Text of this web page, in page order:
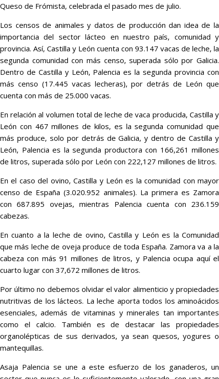
Queso de Frómista, celebrada el pasado mes de julio.
Los censos de animales y datos de producción dan idea de la
importancia del sector lácteo en nuestro país, comunidad y
provincia. Así, Castilla y León cuenta con 93.147 vacas de leche, la
segunda comunidad con más censo, superada sólo por Galicia.
Dentro de Castilla y León, Palencia es la segunda provincia con
más censo (17.445 vacas lecheras), por detrás de León que
cuenta con más de 25.000 vacas.
En relación al volumen total de leche de vaca producida, Castilla y
León con 467 millones de kilos, es la segunda comunidad que
más produce, solo por detrás de Galicia, y dentro de Castilla y
León, Palencia es la segunda productora con 166,261 millones
de litros, superada sólo por León con 222,127 millones de litros.
En el caso del ovino, Castilla y León es la comunidad con mayor
censo de España (3.020.952 animales). La primera es Zamora
con 687.895 ovejas, mientras Palencia cuenta con 236.159
cabezas.
En cuanto a la leche de ovino, Castilla y León es la Comunidad
que más leche de oveja produce de toda España. Zamora va a la
cabeza con más 91 millones de litros, y Palencia ocupa aquí el
cuarto lugar con 37,672 millones de litros.
Por último no debemos olvidar el valor alimenticio y propiedades
nutritivas de los lácteos. La leche aporta todos los aminoácidos
esenciales, además de vitaminas y minerales tan importantes
como el calcio. También es de destacar las propiedades
organolépticas de sus derivados, ya sean quesos, yogures o
mantequillas.
Asaja Palencia se une a este esfuerzo de los ganaderos, un